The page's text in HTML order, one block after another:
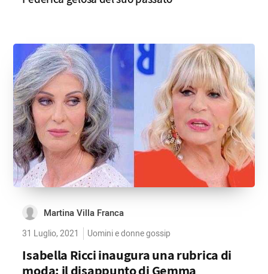
Martina Villa Franca
31 Luglio, 2021 Uomini e donne gossip
Isabella Ricci inaugura una rubrica di
moda: il disappunto di Gemma